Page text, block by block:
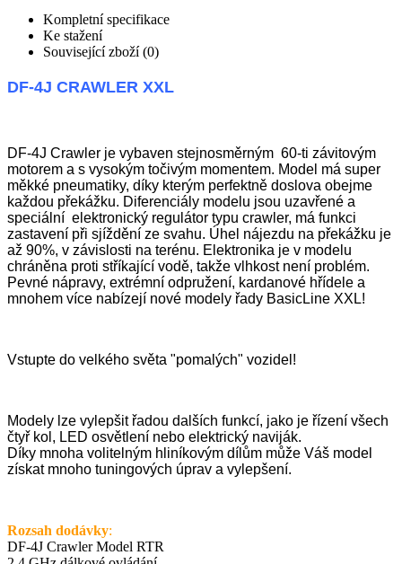
Kompletní specifikace
Ke stažení
Související zboží (0)
DF-4J CRAWLER XXL
DF-4J Crawler je vybaven stejnosměrným 60-ti závitovým
motorem a s vysokým točivým momentem. Model má super
měkké pneumatiky, díky kterým perfektně doslova obejme
každou překážku. Diferenciály modelu jsou uzavřené a
speciální elektronický regulátor typu crawler, má funkci
zastavení při sjíždění ze svahu. Úhel nájezdu na překážku je
až 90%, v závislosti na terénu. Elektronika je v modelu
chráněna proti stříkající vodě, takže vlhkost není problém.
Pevné nápravy, extrémní odpružení, kardanové hřídele a
mnohem více nabízejí nové modely řady BasicLine XXL!
Vstupte do velkého světa "pomalých" vozidel!
Modely lze vylepšit řadou dalších funkcí, jako je řízení všech
čtyř kol, LED osvětlení nebo elektrický naviják.
Díky mnoha volitelným hliníkovým dílům může Váš model
získat mnoho tuningových úprav a vylepšení.
Rozsah dodávky:
DF-4J Crawler Model RTR